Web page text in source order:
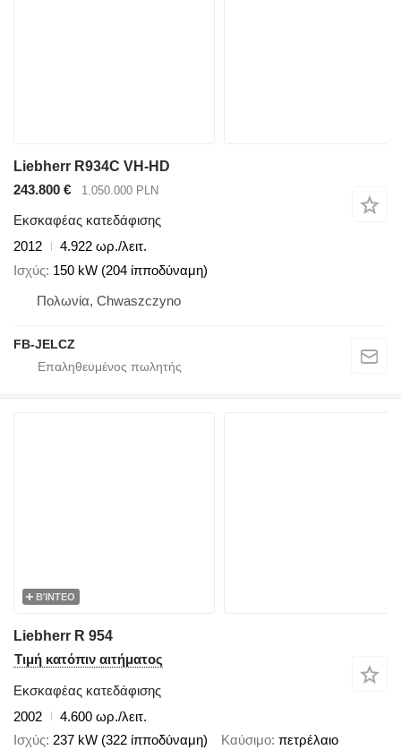
Liebherr R934C VH-HD
243.800 €
1.050.000 PLN
Εκσκαφέας κατεδάφισης
2012
4.922 ωρ./λειτ.
Ισχύς 150 kW (204 ίπποδύναμη)
Πολωνία, Chwaszczyno
FB-JELCZ
ΒΊΝΤΕΟ
Liebherr R 954
Τιμή κατόπιν αιτήματος
Εκσκαφέας κατεδάφισης
2002
4.600 ωρ./λειτ.
Ισχύς 237 kW (322 ίπποδύναμη) Καύσιμο πετρέλαιο